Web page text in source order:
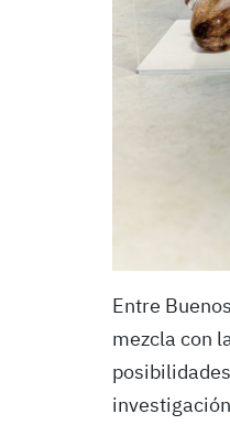
Entre
mezcla con